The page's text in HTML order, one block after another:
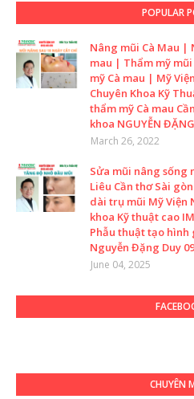
POPULAR
Nâng mũi Cà Mau |
mau | Thẩm mỹ
mỹ Cà mau | Mỹ
Chuyên Khoa Kỹ
thẩm mỹ Cà mau
khoa NGUYỄN
March 26, 2022
Sửa mũi nâng sống
Liêu Cần thơ Sài
dài trụ mũi Mỹ Viện
khoa Kỹ thuật cao
Phẫu thuật tạo hình
Nguyễn Đặng Duy
June 04, 2025
CHUYÊN